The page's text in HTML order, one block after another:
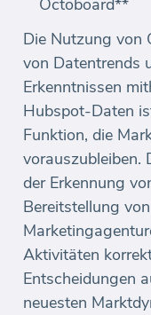
Octoboard**
Die Nutzung von
von Datentrends
Erkenntnissen
Hubspot-Daten
Funktion, die
vorauszubleiben.
der Erkennung
Bereitstellung
Aktivitäten
Entscheidungen
neuesten